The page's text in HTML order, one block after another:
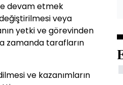
devam etmek
veya
yetki ve görevinden
zamanda tarafların
ve kazanımların